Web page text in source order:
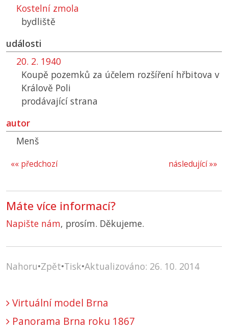
Kostelní zmola
bydliště
události
20. 2. 1940
Koupě pozemků za účelem rozšíření hřbitova v
Králově Poli
prodávající strana
autor
Menš
následující »»
«« předchozí
Máte více informací?
Napište nám, prosím. Děkujeme.
Nahoru•Zpět•Tisk•Aktualizováno: 26. 10. 2014
Virtuální model Brna
Panorama Brna roku 1867